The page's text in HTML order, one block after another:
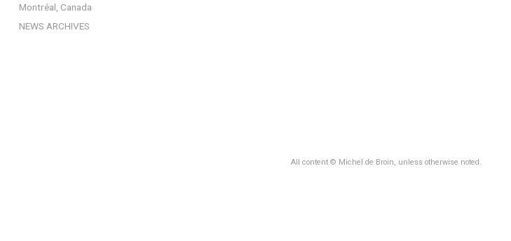
Montréal, Canada
NEWS ARCHIVES
All content © Michel de Broin, unless otherwise noted.